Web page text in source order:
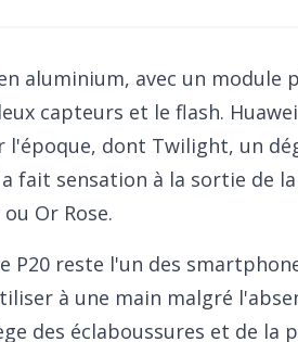
aluminium, avec un module
capteurs et le flash.
dont Twilight, un
fait sensation à la sortie de
Or Rose.
P20 reste l'un des
à une main malgré
des éclaboussures et de la